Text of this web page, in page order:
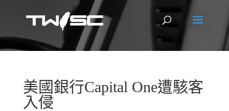
美國銀行Capital One遭駭客
入侵